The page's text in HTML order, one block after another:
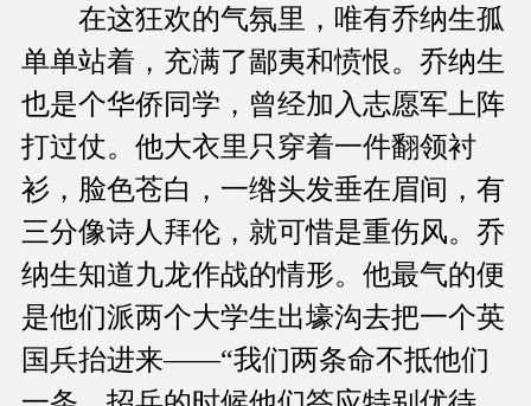
在这狂欢的气氛里，唯有乔纳生孤
单单站着，充满了鄙夷和愤恨。乔纳生
也是个华侨同学，曾经加入志愿军上阵
打过仗。他大衣里只穿着一件翻领衬
衫，脸色苍白，一绺头发垂在眉间，有
三分像诗人拜伦，就可惜是重伤风。乔
纳生知道九龙作战的情形。他最气的便
是他们派两个大学生出壕沟去把一个英
国兵抬进来——“我们两条命不抵他们